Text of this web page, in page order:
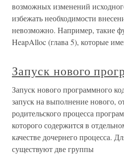
возможных изменений
избежать необходимости
невозможно. Например, такие
HeapAlloc (глава 5), которые
Запуск нового
Запуск нового программного
запуск на выполнение нового,
родительского процесса
которого содержится в
качестве дочернего процесса.
существуют две группы